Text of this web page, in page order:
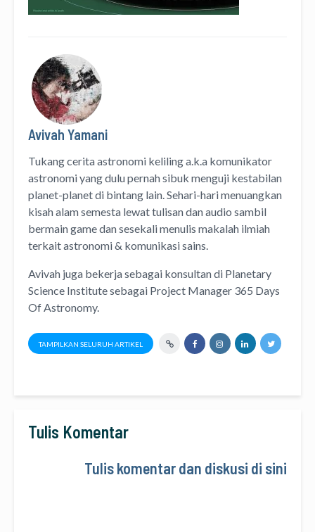
Avivah Yamani
Tukang cerita astronomi kelilinga.k.a komunikator
astronomiyang dulu pernah sibuk menguji kestabilan
planet-planet di bintang lain. Sehari-hari menuangkan
kisah alam semesta lewattulisandanaudio sambil
bermain game dan sesekali menulis makalah ilmiah
terkait astronomi & komunikasi sains.
Avivah juga bekerja sebagai konsultan di Planetary
Science Institutesebagai Project Manager 365 Days
Of Astronomy.
TAMPILKAN SELURUH ARTIKEL
Tulis Komentar
Tulis komentar dan diskusi di sini